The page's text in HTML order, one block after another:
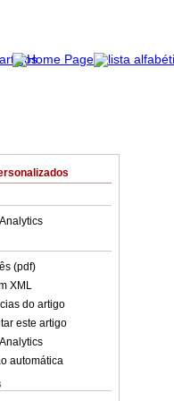
(pdf)
XML
do artigo
este artigo
automática